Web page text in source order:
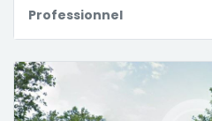
Professionnel